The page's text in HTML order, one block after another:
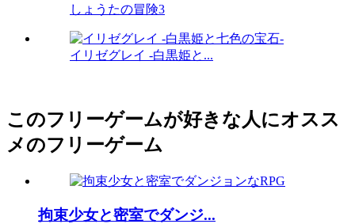
しょうたの冒険3
イリゼグレイ -白黒姫と...
このフリーゲームが好きな人にオスス
メのフリーゲーム
拘束少女と密室でダンジ...